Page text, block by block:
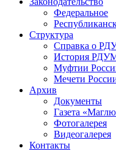
Федеральное
Структура
Справка о
История
Муфтии
Мечети
Архив
Документы
Газета
Фотогалерея
Видеогалерея
Контакты